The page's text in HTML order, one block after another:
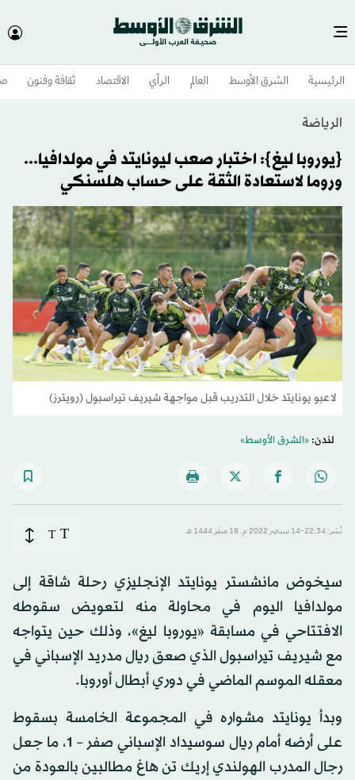
الرئيسية الشرق الأوسط​ العالم الرأي الاقتصاد ثقافة وفنون
الرياضة
{يوروبا ليغ}: اختبار صعب ليونايتد في مولدافيا...
وروما لاستعادة الثقة على حساب هلسنكي
لاعبو يونايتد خلال التدريب قبل مواجهة شيريف تيراسبول (رويترز)
لندن:«الشرق الأوسط»
نُشر: 22:34-14 سبتمبر 2022 م ـ 18 صفَر 1444 هـ T
T
سيخوض مانشستر يونايتد الإنجليزي رحلة شاقة إلى
مولدافيا اليوم في محاولة منه لتعويض سقوطه
الافتتاحي في مسابقة «يوروبا ليغ»، وذلك حين يتواجه
مع شيريف تيراسبول الذي صعق ريال مدريد الإسباني في
معقله الموسم الماضي في دوري أبطال أوروبا.
وبدأ يونايتد مشواره في المجموعة الخامسة بسقوط
على أرضه أمام ريال سوسيداد الإسباني صفر – 1، ما جعل
رجال المدرب الهولندي إريك تن هاغ مطالبين بالعودة من